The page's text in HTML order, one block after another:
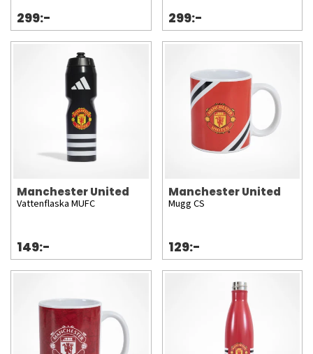
299:- 299:-
Manchester United
Vattenflaska MUFC
149:-
Manchester United
Mugg CS
129:-